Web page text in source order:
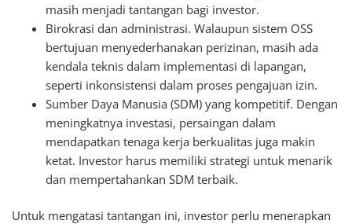
masih menjadi tantangan bagi investor.
Birokrasi dan administrasi. Walaupun sistem OSS
bertujuan menyederhanakan perizinan, masih ada
kendala teknis dalam implementasi di lapangan,
seperti inkonsistensi dalam proses pengajuan izin.
Sumber Daya Manusia (SDM) yang kompetitif. Dengan
meningkatnya investasi, persaingan dalam
mendapatkan tenaga kerja berkualitas juga makin
ketat. Investor harus memiliki strategi untuk menarik
dan mempertahankan SDM terbaik.
Untuk mengatasi tantangan ini, investor perlu menerapkan